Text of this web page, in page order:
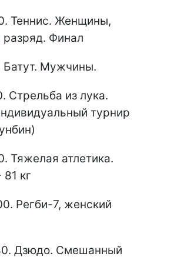
Теннис. Женщины,
Финал
Батут. Мужчины.
Стрельба из лука.
турнир
Тяжелая атлетика.
кг
Регби-7, женский
Дзюдо. Смешанный